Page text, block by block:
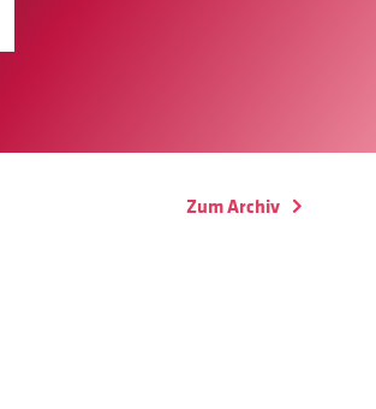
Zum Archiv